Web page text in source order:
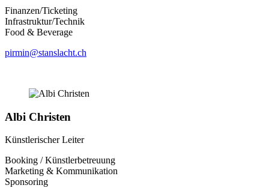
Finanzen/Ticketing
Infrastruktur/Technik
Food & Beverage
pirmin@stanslacht.ch
Albi Christen
Künstlerischer Leiter
Booking / Künstlerbetreuung
Marketing & Kommunikation
Sponsoring